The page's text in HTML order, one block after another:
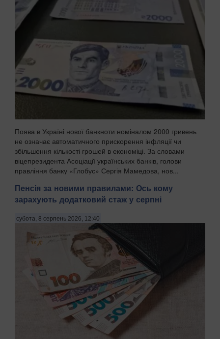
Поява в Україні нової банкноти номіналом 2000 гривень
не означає автоматичного прискорення інфляції чи
збільшення кількості грошей в економіці. За словами
віцепрезидента Асоціації українських банків, голови
правління банку «Глобус» Сергія Мамедова, нов...
Пенсія за новими правилами: Ось кому
зарахують додатковий стаж у серпні
субота, 8 серпень 2026, 12:40